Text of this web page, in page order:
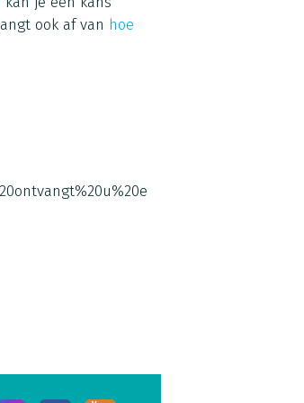
ook af van hoe